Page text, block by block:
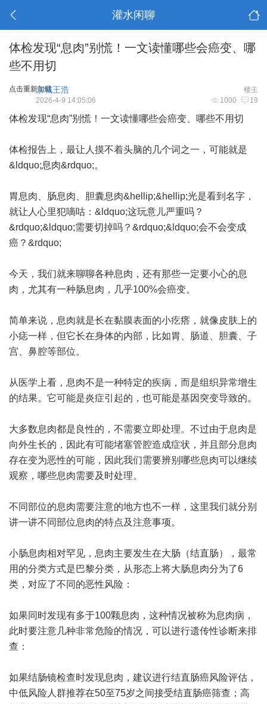
灌水闲聊
体检发现“息肉”别慌！一文读懂哪些会癌变、哪
些不用切
点击重新加载 楼主
京城王浩
1000 19
2026-4-9 14:05:06
体检发现“息肉”别慌！一文读懂哪些会癌变、哪些不用切
体检报告上，最让人摸不着头脑的几个词之一，可能就是
&ldquo;息肉&rdquo;。
胃息肉、肠息肉、胆囊息肉&hellip;&hellip;光是看到名字，
就让人心里犯嘀咕：&ldquo;这玩意儿严重吗？
&rdquo;&ldquo;需要切掉吗？&rdquo;&ldquo;会不会变成
癌？&rdquo;
今天，我们就来聊聊各种息肉，还有那些一定要小心的息
肉，尤其有一种肠息肉，几乎100%会癌变。
简单来说，息肉就是长在黏膜表面的小疙瘩，就像皮肤上的
小痣一样，但它长在身体的内部，比如胃、肠道、胆囊、子
宫、鼻腔等部位。
从医学上看，息肉不是一种特定的疾病，而是组织异常增生
的结果。它可能是炎症引起的，也可能是基因突变导致的。
大多数息肉都是良性的，不需要立即处理。不过由于息肉是
向外生长的，因此有可能堵塞管腔造成症状，并且部分息肉
存在变为恶性的可能，因此我们需要辨别哪些息肉可以继续
观察，哪些息肉需要及时处理。
不同部位的息肉需要注意的地方也不一样，这里我们就分别
讲一讲不同部位息肉的特点及注意事项。
小肠息肉相对罕见，息肉主要发生在大肠（结直肠），最常
用的分类方式是巴黎分类，从形态上将大肠息肉分为了6
类，对应了不同的恶性风险：
如果同时发现有多于100颗息肉，这种情况被称为息肉病，
此时要注意几种非常危险的情况，可以进行遗传性诊断来排
查：
如果结肠镜检查时发现息肉，建议进行结直肠癌风险评估，
中低风险人群推荐在50至75岁之间接受结直肠癌筛查；高